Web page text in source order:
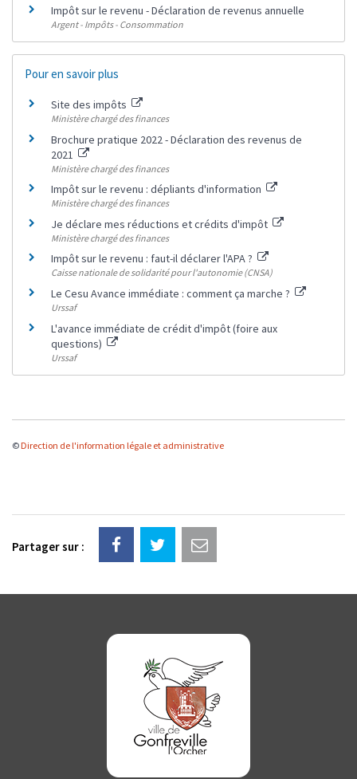
Impôt sur le revenu - Déclaration de revenus annuelle
Argent - Impôts - Consommation
Pour en savoir plus
Site des impôts
Ministère chargé des finances
Brochure pratique 2022 - Déclaration des revenus de
2021
Ministère chargé des finances
Impôt sur le revenu : dépliants d'information
Ministère chargé des finances
Je déclare mes réductions et crédits d'impôt
Ministère chargé des finances
Impôt sur le revenu : faut-il déclarer l'APA ?
Caisse nationale de solidarité pour l'autonomie (CNSA)
Le Cesu Avance immédiate : comment ça marche ?
Urssaf
L'avance immédiate de crédit d'impôt (foire aux
questions)
Urssaf
© Direction de l'information légale et administrative
Partager sur :